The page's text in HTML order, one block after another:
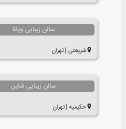
سالن زیبایی ویانا
شریعتی | تهران
سالن زیبایی شاین
حکیمیه | تهران